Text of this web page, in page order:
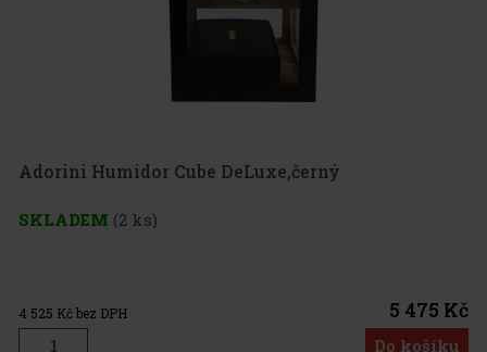
Adorini Humidor Cube DeLuxe,černý
SKLADEM (2 ks)
4 525 Kč bez DPH 5 475 Kč
Do košíku